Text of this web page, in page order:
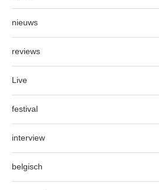
nieuws
reviews
Live
festival
interview
belgisch